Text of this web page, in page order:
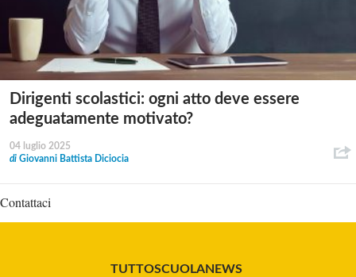
Dirigenti scolastici: ogni atto deve essere
adeguatamente motivato?
04 luglio 2025
di Giovanni Battista Diciocia
Contattaci
TUTTOSCUOLANEWS